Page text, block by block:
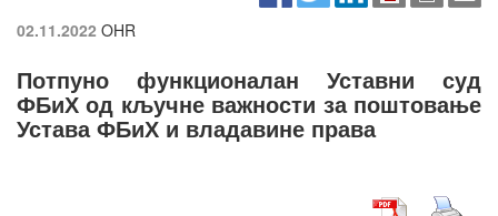
02.11.2022 OHR
Потпуно функционалан Уставни суд
ФБиХ од кључне важности за поштовање
Устава ФБиХ и владавине права